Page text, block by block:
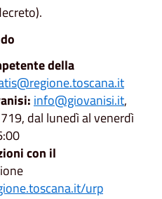
della
info@giovanisi.it,
dal lunedì al venerdì
con il
urp